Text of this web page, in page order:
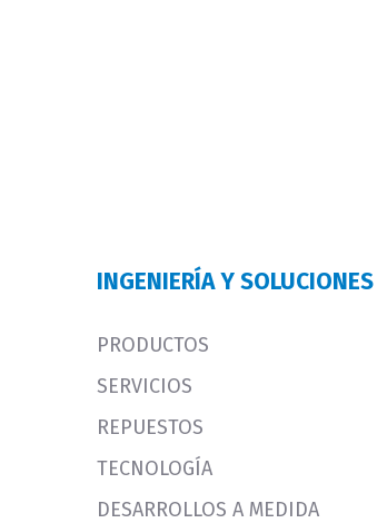
INGENIERÍA Y SOLUCIONES
PRODUCTOS
SERVICIOS
REPUESTOS
TECNOLOGÍA
DESARROLLOS A MEDIDA